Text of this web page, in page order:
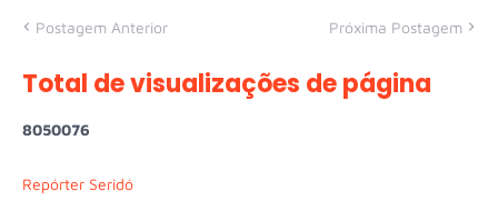
Postagem Anterior Próxima Postagem
Total de visualizações de página
8050076
Repórter Seridó